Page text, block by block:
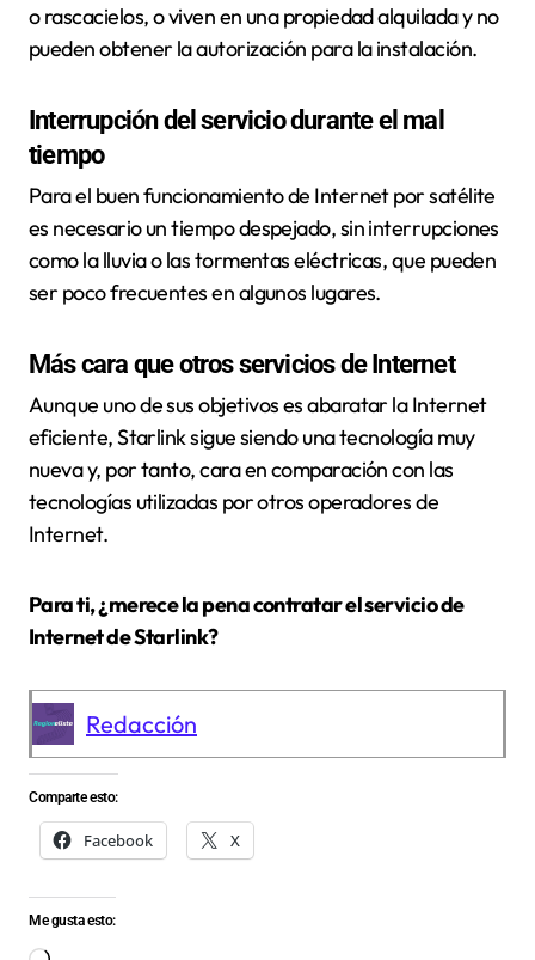
o rascacielos, o viven en una propiedad alquilada y no
pueden obtener la autorización para la instalación.
Interrupción del servicio durante el mal
tiempo
Para el buen funcionamiento de Internet por satélite
es necesario un tiempo despejado, sin interrupciones
como la lluvia o las tormentas eléctricas, que pueden
ser poco frecuentes en algunos lugares.
Más cara que otros servicios de Internet
Aunque uno de sus objetivos es abaratar la Internet
eficiente, Starlink sigue siendo una tecnología muy
nueva y, por tanto, cara en comparación con las
tecnologías utilizadas por otros operadores de
Internet.
Para ti, ¿merece la pena contratar el servicio de
Internet de Starlink?
Redacción
Comparte esto:
Facebook X
Me gusta esto: